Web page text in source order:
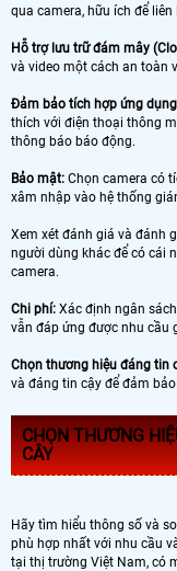
qua camera, hữu ích để
Hỗ trợ lưu trữ đám mây
và video một cách an toàn
Đảm bảo tích hợp ứng
thích với điện thoại thông
thông báo báo động.
Bảo mật: Chọn camera có
xâm nhập vào hệ thống
Xem xét đánh giá và đánh
người dùng khác để có cái
camera.
Chi phí: Xác định ngân
vẫn đáp ứng được nhu cầu
Chọn thương hiệu đáng tin
và đáng tin cậy để đảm
CHỌN THƯƠNG
CÂY
Hãy tìm hiểu thông số và
phù hợp nhất với nhu cầu
tại thị trường Việt Nam, có